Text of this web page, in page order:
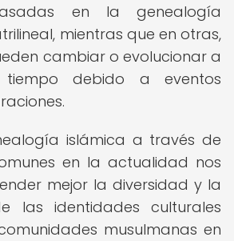
en la genealogía
mientras que en otras,
cambiar o evolucionar a
debido a eventos
islámica a través de
en la actualidad nos
mejor la diversidad y la
las identidades culturales
musulmanas en